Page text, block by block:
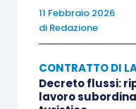
11 Febbraio 2026
di Redazione
CONTRATTO DI
Decreto flussi:
lavoro